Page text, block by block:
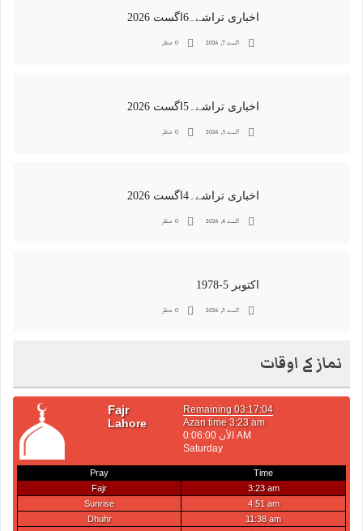
اخباری تراشے۔6اگست 2026
اگست 7, 2026 0 منظر
اخباری تراشے۔5اگست 2026
اگست 5, 2026 0 منظر
اخباری تراشے۔4اگست 2026
اگست 4, 2026 0 منظر
اکتوبر 5-1978
اگست 3, 2026 0 منظر
نماز کے اوقات